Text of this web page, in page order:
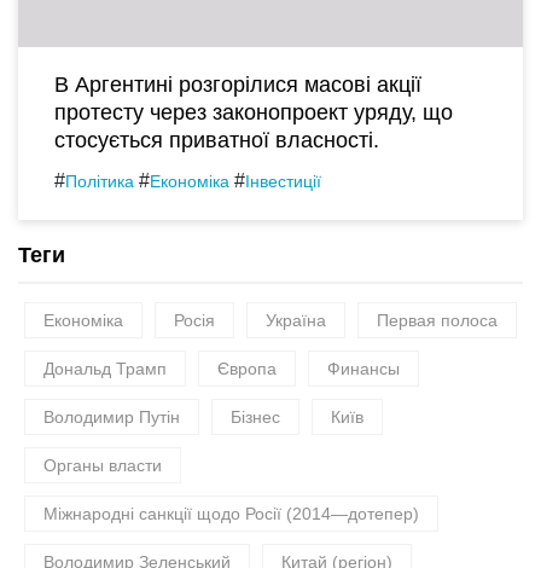
В Аргентині розгорілися масові акції
протесту через законопроект уряду, що
стосується приватної власності.
#Політика #Економіка #Інвестиції
Теги
Економіка Росія Україна Первая полоса
Дональд Трамп Європа Финансы
Володимир Путін Бізнес Київ
Органы власти
Міжнародні санкції щодо Росії (2014—дотепер)
Володимир Зеленський Китай (регіон)